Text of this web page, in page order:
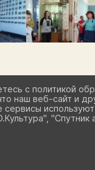
с политикой
наш веб-сайт и
"Спутник